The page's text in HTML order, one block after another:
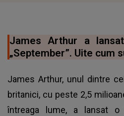
James Arthur a
„September”. Uite cum
James Arthur, unul dintre
britanici, cu peste 2,5
întreaga lume, a lansat o